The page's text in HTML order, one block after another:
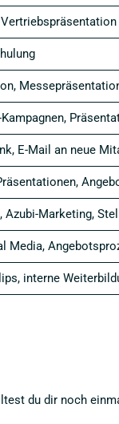
E-Mail an neue
Marketing,
Media,
interne
du dir noch